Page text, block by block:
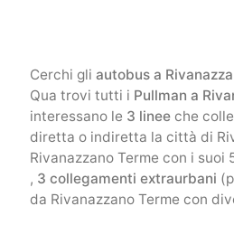
Cerchi gli autobus a
Qua trovi tutti i Pullman a
interessano le 3 lineeche
diretta o indiretta la città di
Rivanazzano Terme con i
, 3 collegamenti extraurbani
da Rivanazzano Terme con